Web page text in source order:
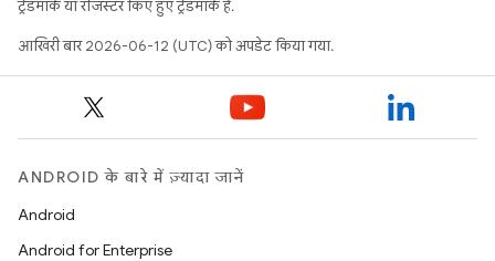
ट्रेडमार्क या रजिस्टर किए हुए ट्रेडमार्क हैं.
आखिरी बार 2026-06-12 (UTC) को अपडेट किया गया.
ANDROID के बारे में ज़्यादा जानें
Android
Android for Enterprise